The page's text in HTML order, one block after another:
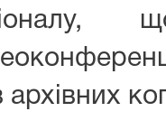
архівних